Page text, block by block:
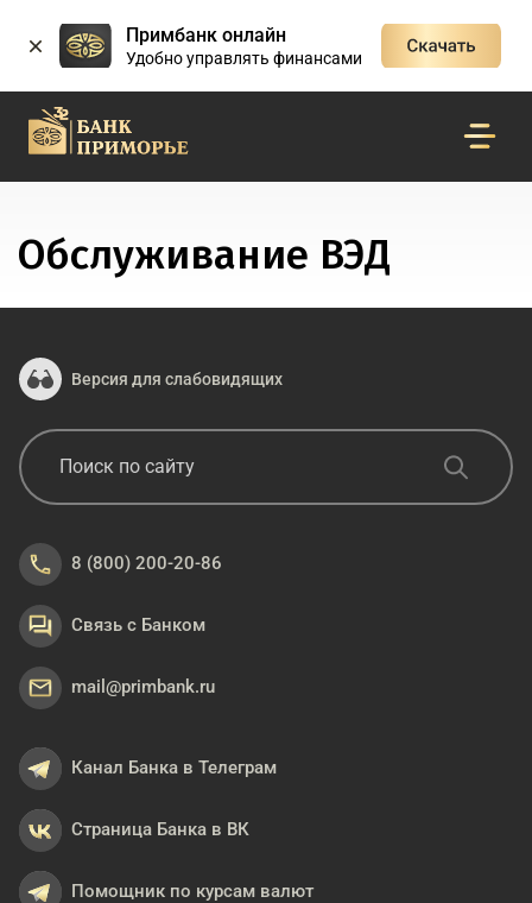
Примбанк онлайн
Удобно управлять финансами
Обслуживание ВЭД
Версия для слабовидящих
8 (800) 200-20-86
Связь с Банком
mail@primbank.ru
Канал Банка в Телеграм
Страница Банка в ВК
Помощник по курсам валют